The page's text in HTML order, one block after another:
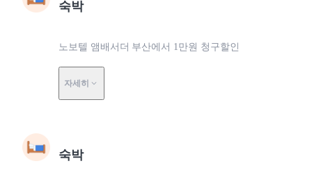
숙박
노보텔 앰배서더 부산에서 1만원 청구할인
자세히
숙박